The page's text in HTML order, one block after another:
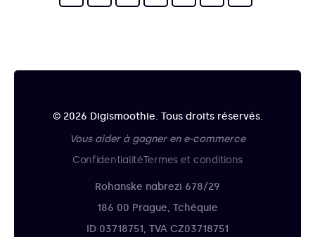
© 2026 Digismoothie. Tous droits réservés.
Vous aider à gagner en e-commerce
ConfidentialitéTermes et conditions
Rohanske nabrezi 678/29
186 00 Prague, Tchéquie
ID 03718751, TVA CZ03718751